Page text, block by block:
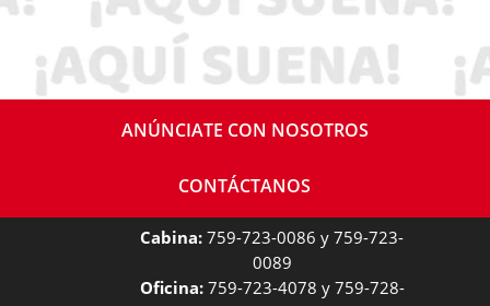
ANÚNCIATE CON NOSOTROS
CONTÁCTANOS
Cabina: 759-723-0086 y 759-723-
0089
Oficina:759-723-4078 y 759-728-